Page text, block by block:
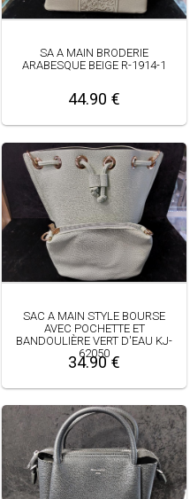
SA A MAIN BRODERIE
ARABESQUE BEIGE R-1914-1
44.90 €
SAC A MAIN STYLE BOURSE
AVEC POCHETTE ET
BANDOULIÈRE VERT D'EAU KJ-
62050
34.90 €